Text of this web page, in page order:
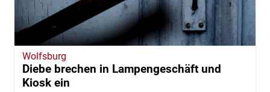
Wolfsburg
Diebe brechen in Lampengeschäft und
Kiosk ein